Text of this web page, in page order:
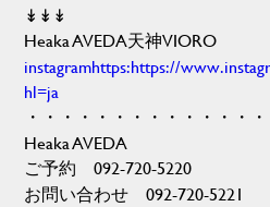
↡↡↡
Heaka AVEDA天神VIORO
instagramhttps:https://
hl=ja
・・・・・・・・・・・・・
Heaka AVEDA
ご予約 092-720-5220
お問い合わせ 092-720-5221